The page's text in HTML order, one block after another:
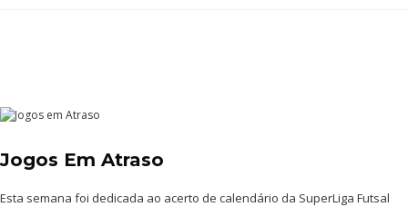
Jogos Em Atraso
Esta semana foi dedicada ao acerto de calendário da SuperLiga Futsal